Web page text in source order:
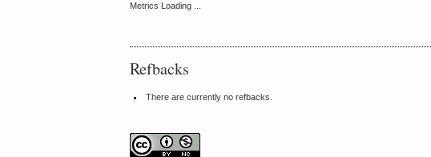
Metrics Loading ...
Refbacks
There are currently no refbacks.